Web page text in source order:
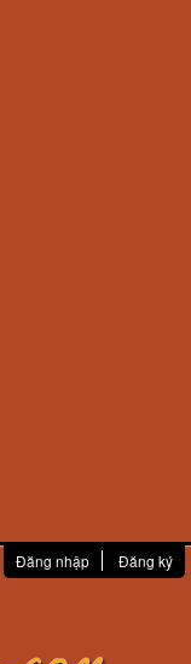
Đăng nhập Đăng ký